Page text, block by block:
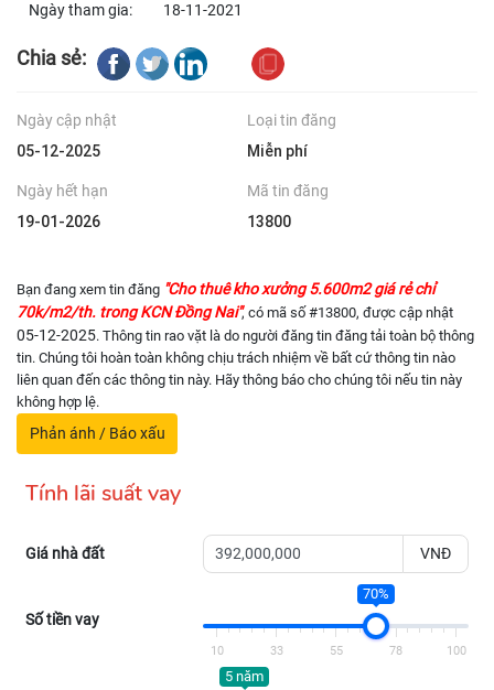
Ngày tham gia: 18-11-2021
Chia sẻ:
Ngày cập nhật
05-12-2025
Loại tin đăng
Miễn phí
Ngày hết hạn
19-01-2026
Mã tin đăng
13800
Bạn đang xem tin đăng "Cho thuê kho xưởng 5.600m2 giá rẻ chỉ
70k/m2/th. trong KCN Đồng Nai", có mã số #13800, được cập nhật
05-12-2025. Thông tin rao vặt là do người đăng tin đăng tải toàn bộ thông
tin. Chúng tôi hoàn toàn không chịu trách nhiệm về bất cứ thông tin nào
liên quan đến các thông tin này. Hãy thông báo cho chúng tôi nếu tin này
không hợp lệ.
Phản ánh / Báo xấu
Tính lãi suất vay
Giá nhà đất VNĐ
Số tiền vay
70%
10 33 55 78 100
5 năm